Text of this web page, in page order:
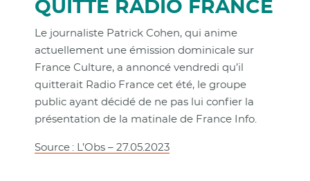
QUITTE RADIO FRANCE
Le journaliste Patrick Cohen, qui anime
actuellement une émission dominicale sur
France Culture, a annoncé vendredi qu’il
quitterait Radio France cet été, le groupe
public ayant décidé de ne pas lui confier la
présentation de la matinale de France Info.
Source : L’Obs – 27.05.2023